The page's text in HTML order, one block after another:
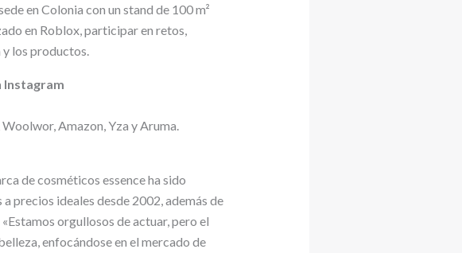
en Colonia con un stand de 100 m²
en Roblox, participar en retos,
los productos.
Instagram
Amazon, Yza y Aruma.
de cosméticos essence ha sido
precios ideales desde 2002, además de
orgullosos de actuar, pero el
enfocándose en el mercado de